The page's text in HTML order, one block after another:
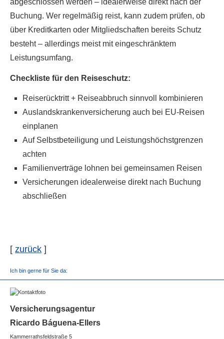
Buchung. Wer regelmäßig reist, kann zudem prüfen, ob
über Kredit­karten oder Mitgliedschaften bereits Schutz
besteht – allerdings meist mit eingeschränktem
Leistungsumfang.
Checkliste für den Reiseschutz:
Reiserücktritt + Reiseabbruch sinnvoll kombinieren
Auslandskrankenversicherung auch bei EU-Reisen
einplanen
Auf Selbstbeteiligung und Leistungshöchstgrenzen
achten
Familienverträge lohnen bei gemeinsamen Reisen
Versicherungen idealerweise direkt nach Buchung
abschließen
[ zurück ]
Ich bin gerne für Sie da:
Versicherungsagentur
Ricardo Báguena-Ellers
Kammerrathsfeldstraße 5